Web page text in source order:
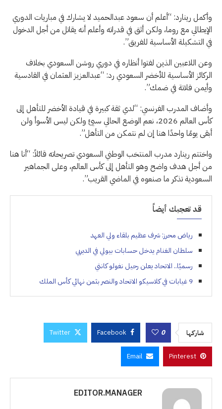
وأكمل رينارد: “أعلم أن سعود عبدالحميد لا يشارك في مباريات الدوري
الإيطالي مع روما، ولكن أثق في قدراته وأعلم أنه يقاتل من أجل الدخول
في التشكيلة الأساسية للفريق”.
وعن اللاعبين الذين لفتوا أنظاره في دوري روشن السعودي بخلاف
الركائز الأساسية للأخضر السعودي رد: “عبدالعزيز العثمان في القادسية
وأيمن فلاتة في ضمك”.
وأضاف المدرب الفرنسي: “لدي ثقة كبيرة في قيادة الأخضر للتأهل إلى
كأس العالم 2026، نعم الوضع الحالي سيئ ولكن ليس الأسوأ ولن
أبقى يومًا واحدًا هنا إن لم نتمكن من التأهل”.
واختتم رينارد مدرب المنتخب الوطني السعودي تصريحاته قائلاً: “أنا هنا
من أجل هدف واضح وهو التأهل إلى كأس العالم، وعلى الجماهير
السعودية تذكر ما صنعوه في الماضي القريب”.
قد تعجبك أيضاً
رياض محرز: شرف عظيم بلقاء ولي العهد
سلطان الغنام يدخل حسابات بيولي في الديربي
رسميًا.. الاتحاد يعلن رحيل نغولو كانتي
9 غيابات في كلاسيكو الاتحاد والنصر بثمن نهائي كأس الملك
شاركها 0
Facebook
Twitter
Pinterest
Email
EDITOR.MANAGER